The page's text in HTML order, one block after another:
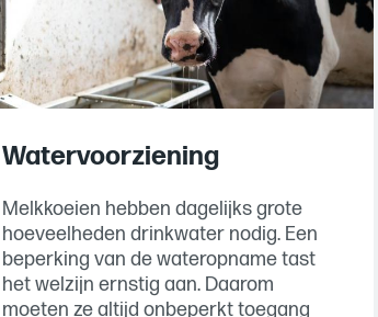
Watervoorziening
Melkkoeien hebben dagelijks grote
hoeveelheden drinkwater nodig. Een
beperking van de wateropname tast
het welzijn ernstig aan. Daarom
moeten ze altijd onbeperkt toegang